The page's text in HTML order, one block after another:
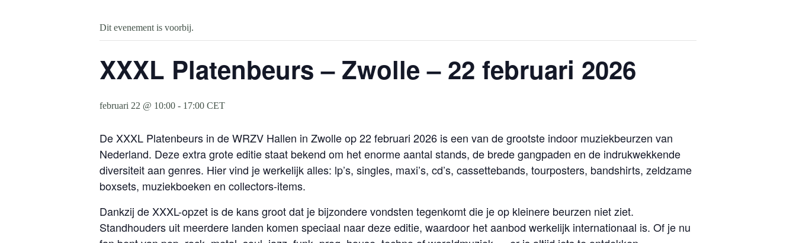
Dit evenement is voorbij.
XXXL Platenbeurs – Zwolle – 22 februari 2026
februari 22 @ 10:00 - 17:00 CET
De XXXL Platenbeurs in de WRZV Hallen in Zwolle op 22 februari 2026 is een van de grootste indoor muziekbeurzen van
Nederland. Deze extra grote editie staat bekend om het enorme aantal stands, de brede gangpaden en de indrukwekkende
diversiteit aan genres. Hier vind je werkelijk alles: lp’s, singles, maxi’s, cd’s, cassettebands, tourposters, bandshirts, zeldzame
boxsets, muziekboeken en collectors-items.
Dankzij de XXXL-opzet is de kans groot dat je bijzondere vondsten tegenkomt die je op kleinere beurzen niet ziet.
Standhouders uit meerdere landen komen speciaal naar deze editie, waardoor het aanbod werkelijk internationaal is. Of je nu